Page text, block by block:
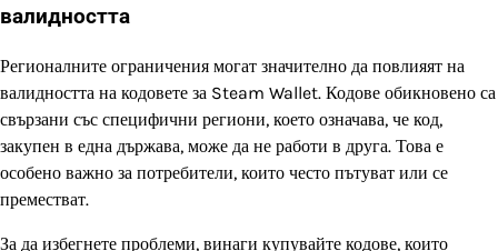
валидността
Регионалните ограничения могат значително да повлияят на
валидността на кодовете за Steam Wallet. Кодове обикновено са
свързани със специфични региони, което означава, че код,
закупен в една държава, може да не работи в друга. Това е
особено важно за потребители, които често пътуват или се
преместват.
За да избегнете проблеми, винаги купувайте кодове, които